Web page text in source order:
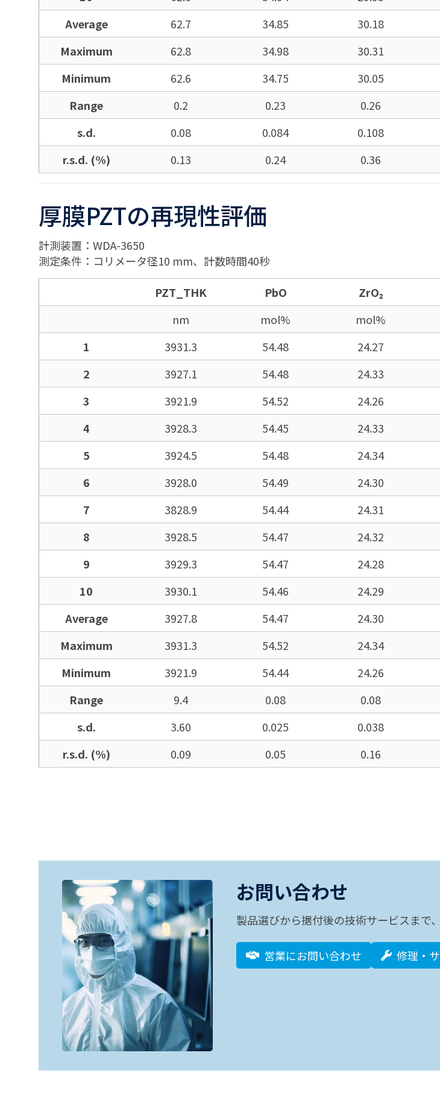
Average
62.7 34.85 30.18
Maximum
62.8 34.98 30.31
Minimum
62.6 34.75 30.05
Range
0.2 0.23 0.26
s.d.
0.08 0.084 0.108
r.s.d. (%)
0.13 0.24 0.36
厚膜PZTの再現性評価
計測装置：WDA-3650
測定条件：コリメータ径10 mm、計数時間40秒
PZT_THK
PbO ZrO₂
nm
mol% mol%
1
3931.3 54.48 24.27
2
3927.1 54.48 24.33
3
3921.9 54.52 24.26
4
3928.3 54.45 24.33
5
3924.5 54.48 24.34
6
3928.0 54.49 24.30
7
3828.9 54.44 24.31
8
3928.5 54.47 24.32
9
3929.3 54.47 24.28
10
3930.1 54.46 24.29
Average
3927.8 54.47 24.30
Maximum
3931.3 54.52 24.34
Minimum
3921.9 54.44 24.26
Range
9.4 0.08 0.08
s.d.
3.60 0.025 0.038
r.s.d. (%)
0.09 0.05 0.16
お問い合わせ
製品選びから据付後の技術サービスまで
営業にお問い合わせ 修理・